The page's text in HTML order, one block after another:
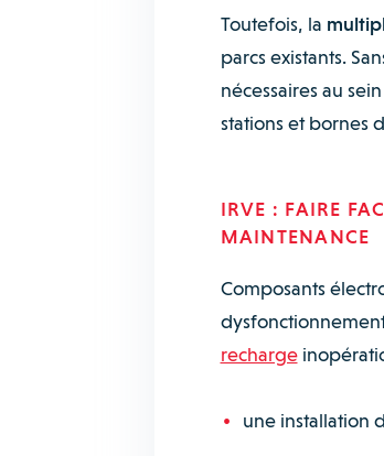
Toutefois, la
parcs existants.
nécessaires au
stations et bornes
IRVE : FAIRE
MAINTENANCE
Composants
recharge
une installation